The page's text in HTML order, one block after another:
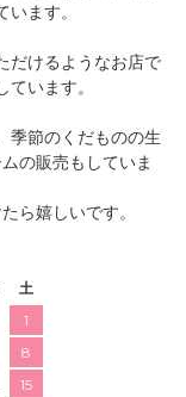
ます。
だけるようなお店で
います。
季節のくだものの生
の販売もしていま
ら嬉しいです。
土
1
8
15